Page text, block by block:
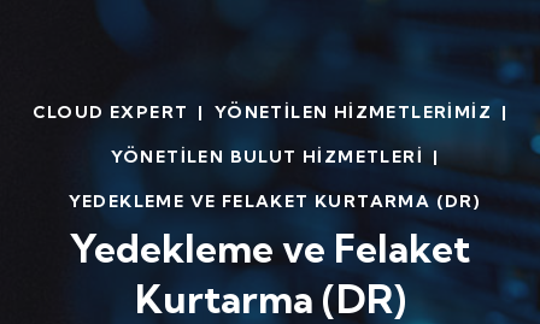
CLOUD EXPERT | YÖNETILEN HIZMETLERIMIZ |
YÖNETILEN BULUT HIZMETLERI |
YEDEKLEME VE FELAKET KURTARMA (DR)
Yedekleme ve Felaket
Kurtarma (DR)